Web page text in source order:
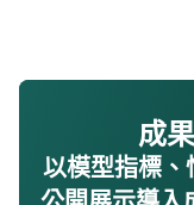
成
以模型指標、